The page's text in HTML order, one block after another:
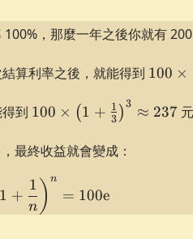
，那麼一年之後你就有 200
結算利率之後，就能得到 100
\left(1
100 ×
得到 100 \times
\left(1 +
\frac13\right)^3
\approx 237
100 × (1 + 3
1 ) 3 ≈ 237 元
最終收益就會變成：
\lim_{n \to \infty}
1 +
n
1 ) n
= 100e